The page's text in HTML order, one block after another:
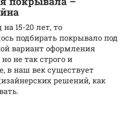
15-20 лет, то
подбирать покрывало под
вариант оформления
не так строго и
в наш век существует
решений, как